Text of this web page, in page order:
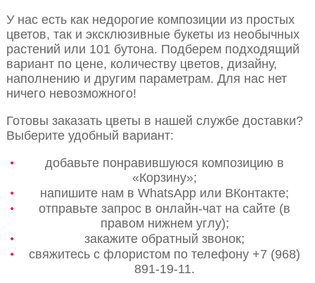
У нас есть как недорогие композиции из простых
цветов, так и эксклюзивные букеты из необычных
растений или 101 бутона. Подберем подходящий
вариант по цене, количеству цветов, дизайну,
наполнению и другим параметрам. Для нас нет
ничего невозможного!
Готовы заказать цветы в нашей службе доставки?
Выберите удобный вариант:
добавьте понравившуюся композицию в
«Корзину»;
напишите нам в WhatsApp или ВКонтакте;
отправьте запрос в онлайн-чат на сайте (в
правом нижнем углу);
закажите обратный звонок;
свяжитесь с флористом по телефону +7 (968)
891-19-11.